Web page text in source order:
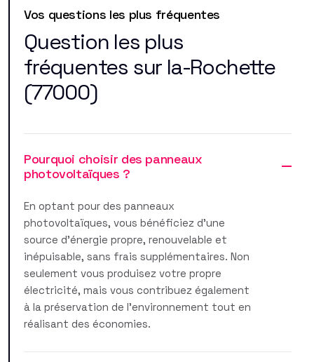
Vos questions les plus fréquentes
Question les plus
fréquentes sur la-Rochette
(77000)
Pourquoi choisir des panneaux
photovoltaïques ?
En optant pour des panneaux
photovoltaïques, vous bénéficiez d'une
source d'énergie propre, renouvelable et
inépuisable, sans frais supplémentaires. Non
seulement vous produisez votre propre
électricité, mais vous contribuez également
à la préservation de l'environnement tout en
réalisant des économies.